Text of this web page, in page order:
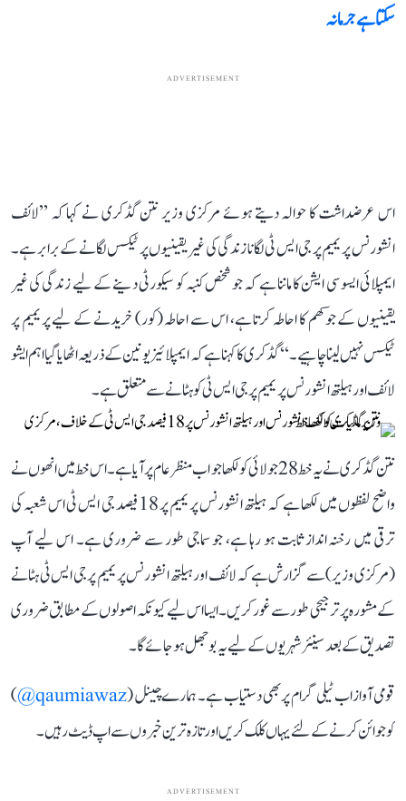
سکتا ہے جرمانہ
ADVERTISEMENT
اس عرضداشت کا حوالہ دیتے ہوئے مرکزی وزیر نتن گڈکری نے کہا کہ ’’لائف
انشورنس پریمیم پر جی ایس ٹی لگانا زندگی کی غیر یقینیوں پر ٹیکس لگانے کے برابر ہے۔
ایمپلائی ایسو سی ایشن کا ماننا ہے کہ جو شخص کنبہ کو سیکورٹی دینے کے لیے زندگی کی غیر
یقینیوں کے جوکھم کا احاطہ کرتا ہے، اس سے احاطہ (کور) خریدنے کے لیے پریمیم پر
ٹیکس نہیں لینا چاہیے۔‘‘ گڈکری کا کہنا ہے کہ ایمپلائیز یونین کے ذریعہ اٹھایا گیا اہم ایشو
لائف اور ہیلتھ انشورنس پریمیم پر جی ایس ٹی کو ہٹانے سے متعلق ہے۔
نتن گڈکری نے یہ خط 28 جولائی کو لکھا جو اب منظر عام پر آیا ہے۔ اس خط میں انھوں نے
واضح لفظوں میں لکھا ہے کہ ہیلتھ انشورنس پریمیم پر 18 فیصد جی ایس ٹی اس شعبہ کی
ترقی میں رخنہ انداز ثابت ہو رہا ہے، جو سماجی طور سے ضروری ہے۔ اس لیے آپ
(مرکزی وزیر) سے گزارش ہے کہ لائف اور ہیلتھ انشورنس پریمیم پر جی ایس ٹی ہٹانے
کے مشورہ پر ترجیحی طور سے غور کریں۔ ایسا اس لیے کیونکہ اصولوں کے مطابق ضروری
تصدیق کے بعد سینئر شہریوں کے لیے یہ بوجھل ہو جائے گا۔
قومی آواز اب ٹیلی گرام پر بھی دستیاب ہے۔ ہمارے چینل (qaumiawaz@
)
کو جوائن کرنے کے لئے یہاں کلک کریں اور تازہ ترین خبروں سے اپ ڈیٹ رہیں۔
ADVERTISEMENT